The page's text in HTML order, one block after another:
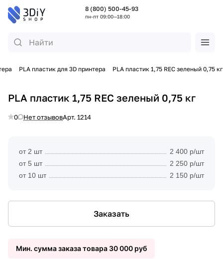
8 (800) 500-45-93
пн-пт 09:00—18:00
PLA пластик для 3D принтера PLA пластик 1,75 REC зеленый 0,75 кг
PLA пластик 1,75 REC зеленый 0,75 кг
0 Нет отзывовАрт. 1214
от 2 шт
2 400 р/шт
от 5 шт
2 250 р/шт
от 10 шт
2 150 р/шт
Заказать
Мин. сумма заказа товара 30 000 руб